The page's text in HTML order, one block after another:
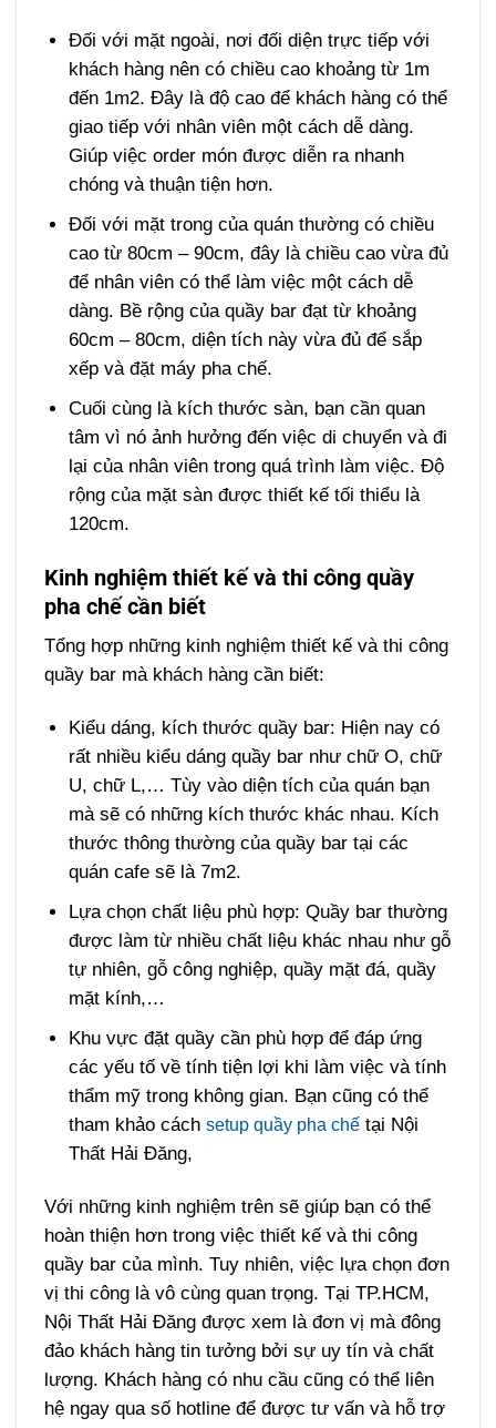
Đối với mặt ngoài, nơi đối diện trực tiếp với
khách hàng nên có chiều cao khoảng từ 1m
đến 1m2. Đây là độ cao để khách hàng có thể
giao tiếp với nhân viên một cách dễ dàng.
Giúp việc order món được diễn ra nhanh
chóng và thuận tiện hơn.
Đối với mặt trong của quán thường có chiều
cao từ 80cm – 90cm, đây là chiều cao vừa đủ
để nhân viên có thể làm việc một cách dễ
dàng. Bề rộng của quầy bar đạt từ khoảng
60cm – 80cm, diện tích này vừa đủ để sắp
xếp và đặt máy pha chế.
Cuối cùng là kích thước sàn, bạn cần quan
tâm vì nó ảnh hưởng đến việc di chuyển và đi
lại của nhân viên trong quá trình làm việc. Độ
rộng của mặt sàn được thiết kế tối thiểu là
120cm.
Kinh nghiệm thiết kế và thi công quầy
pha chế cần biết
Tổng hợp những kinh nghiệm thiết kế và thi công
quầy bar mà khách hàng cần biết:
Kiểu dáng, kích thước quầy bar: Hiện nay có
rất nhiều kiểu dáng quầy bar như chữ O, chữ
U, chữ L,… Tùy vào diện tích của quán bạn
mà sẽ có những kích thước khác nhau. Kích
thước thông thường của quầy bar tại các
quán cafe sẽ là 7m2.
Lựa chọn chất liệu phù hợp: Quầy bar thường
được làm từ nhiều chất liệu khác nhau như gỗ
tự nhiên, gỗ công nghiệp, quầy mặt đá, quầy
mặt kính,…
Khu vực đặt quầy cần phù hợp để đáp ứng
các yếu tố về tính tiện lợi khi làm việc và tính
thẩm mỹ trong không gian. Bạn cũng có thể
tham khảo cáchsetup quầy pha chế tại Nội
Thất Hải Đăng,
Với những kinh nghiệm trên sẽ giúp bạn có thể
hoàn thiện hơn trong việc thiết kế và thi công
quầy bar của mình. Tuy nhiên, việc lựa chọn đơn
vị thi công là vô cùng quan trọng. Tại TP.HCM,
Nội Thất Hải Đăng được xem là đơn vị mà đông
đảo khách hàng tin tưởng bởi sự uy tín và chất
lượng. Khách hàng có nhu cầu cũng có thể liên
hệ ngay qua số hotline để được tư vấn và hỗ trợ